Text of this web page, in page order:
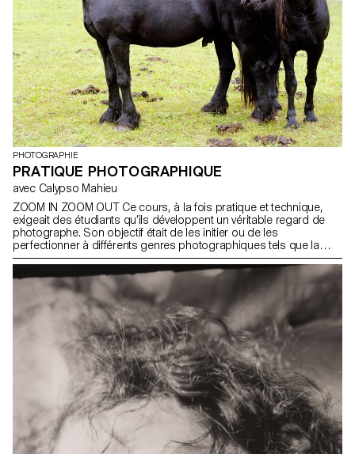
PHOTOGRAPHIE
PRATIQUE PHOTOGRAPHIQUE
avec Calypso Mahieu
ZOOM IN ZOOM OUT Ce cours, à la fois pratique et technique,
exigeait des étudiants qu’ils développent un véritable regard de
photographe. Son objectif était de les initier ou de les
perfectionner à différents genres photographiques tels que la
nature morte, le portrait, l’architecture, mais aussi le
documentaire et la mise en scène. Ces disciplines demandaient
une attention particulière et une grande rigueur dans le choix des
modèles, des lieux et des objets. La maîtrise de la composition,
du cadrage et de la gestion de la lumière, qu’elle soit naturelle ou
artificielle, était essentielle pour réussir chaque prise de vue. Tout
au long du cours, les élèves ont été amenés à affiner leur sens de
l’observation et leur capacité à construire des images à la fois
précises et expressives.